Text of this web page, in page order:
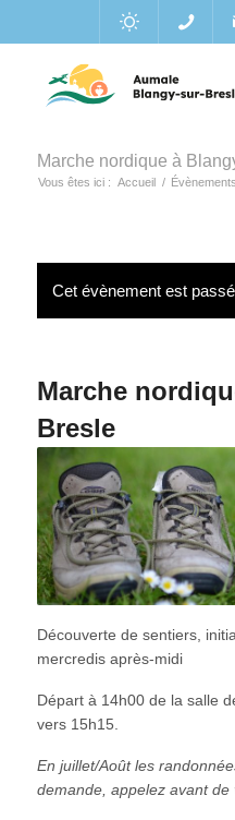
Marche nordique à
Vous êtes ici : Accueil / Évènements
Cet évènement est passé
Marche
Bresle
Découverte de sentiers,
mercredis après-midi
Départ à 14h00 de la salle
vers 15h15.
En juillet/Août les
demande, appelez avant de